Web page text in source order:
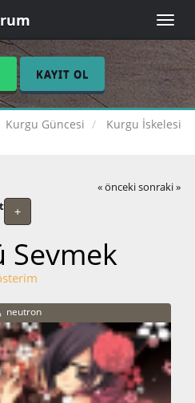
Toggle
KAYIT OL
Kurgu Güncesi
Kurgu İskelesi
« önceki sonraki »
+
Sevmek
neutron